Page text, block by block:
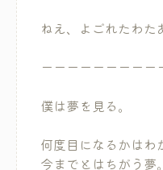
ねえ、よごれたわた
ーーーーーーーーー
僕は夢を見る。
何度目になるかはわ
今までとはちがう夢。